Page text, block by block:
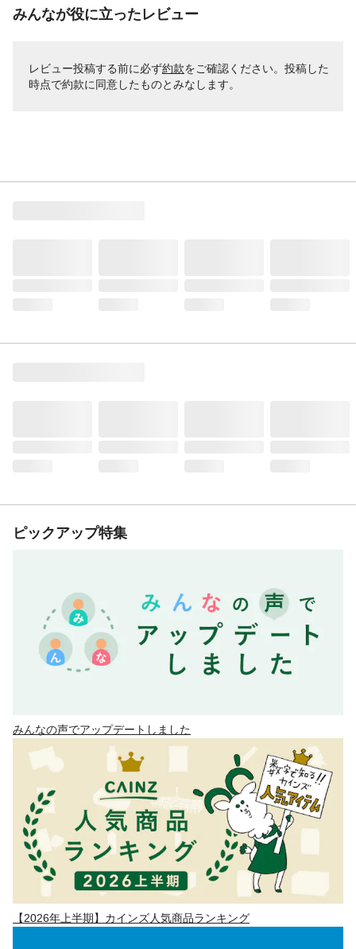
みんなが役に立ったレビュー
レビュー投稿する前に必ず約款をご確認ください。投稿した
時点で約款に同意したものとみなします。
ピックアップ特集
みんなの声でアップデートしました
【2026年上半期】カインズ人気商品ランキング